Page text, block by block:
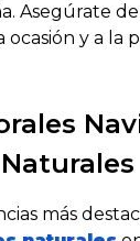
Asegúrate
ocasión y a la
más